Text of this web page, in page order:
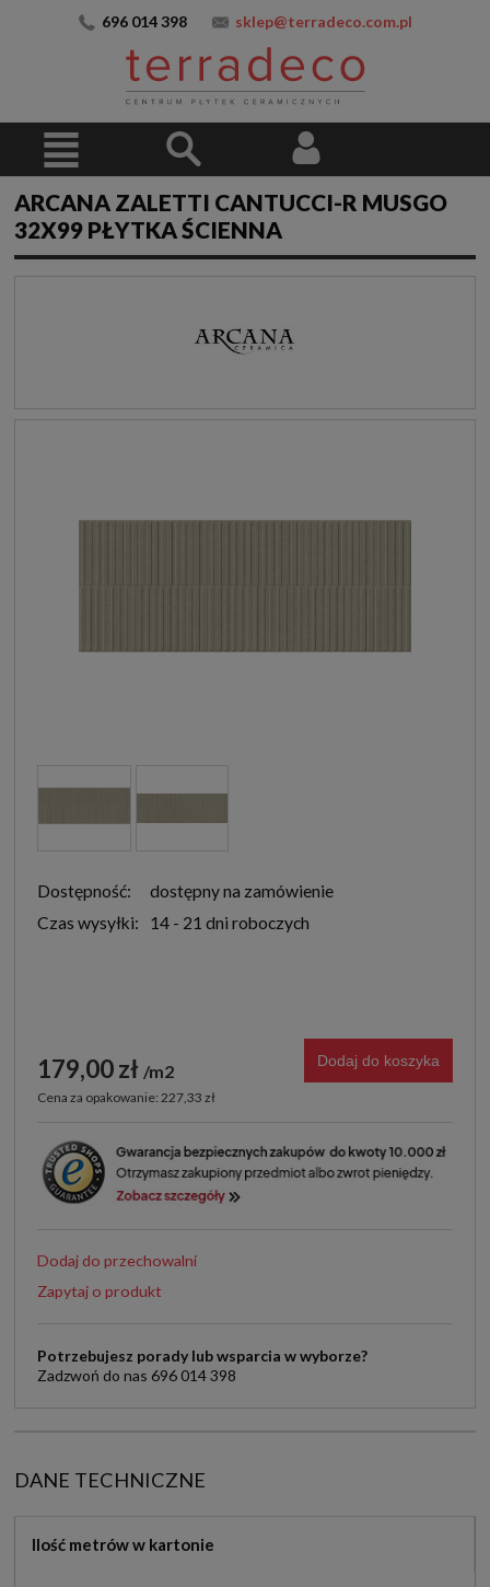
696 014 398 sklep@terradeco.com.pl
ARCANA ZALETTI CANTUCCI-R MUSGO
32X99 PŁYTKA ŚCIENNA
Dostępność:
dostępny na zamówienie
Czas wysyłki:
14 - 21 dni roboczych
179,00 zł m2
Cena za opakowanie: 227,33 zł
Dodaj do koszyka
Dodaj do przechowalni
Zapytaj o produkt
Potrzebujesz porady lub wsparcia w wyborze?
Zadzwoń do nas 696 014 398
DANE TECHNICZNE
Ilość metrów w kartonie